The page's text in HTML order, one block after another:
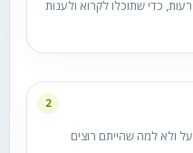
כדי שתוכלו לקרוא ולענות
2
ולא למה שהייתם רוצים